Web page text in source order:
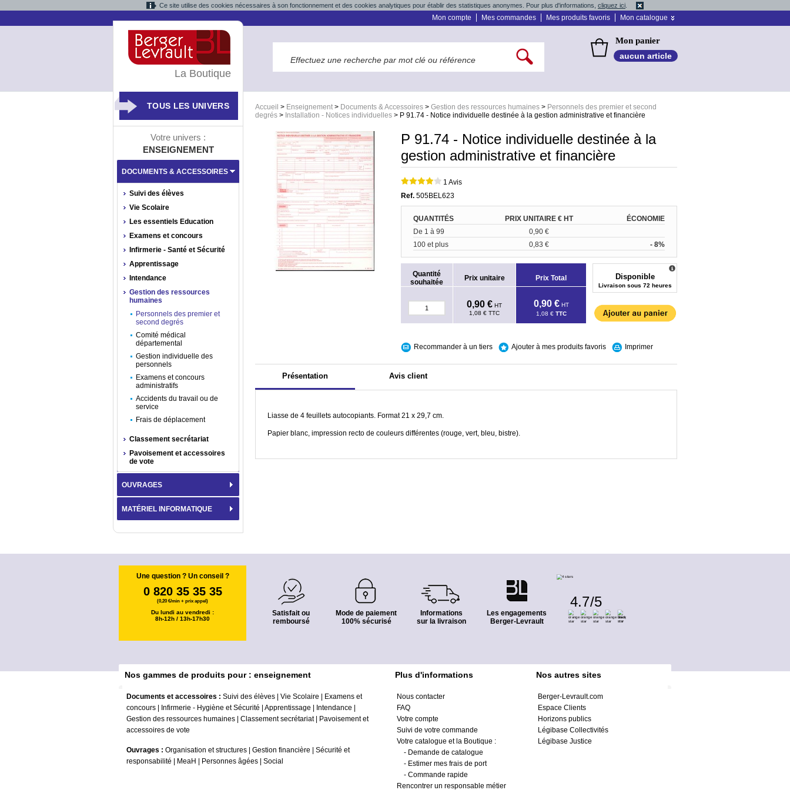
Ce site utilise des cookies nécessaires à son fonctionnement et des cookies analytiques pour établir des statistiques anonymes. Pour plus d'informations, cliquez ici
Mon compte Mes commandes Mes produits favoris Mon catalogue
Mon panier
aucun article
Accueil > Enseignement > Documents & Accessoires > Gestion des ressources humaines > Personnels des premier et second
degrés > Installation - Notices individuelles > P 91.74 - Notice individuelle destinée à la gestion administrative et financière
P 91.74 - Notice individuelle destinée à la
gestion administrative et financière
1 Avis
Ref. 505BEL623
QUANTITÉS PRIX UNITAIRE € HT
ÉCONOMIE
De 1 à 99
0,90 €
100 et plus
0,83 € - 8%
Quantité
souhaitée
Prix unitaire Prix Total
0,90 € HT
1,08 € TTC
0,90 € HT
1,08 € TTC
Disponible
Livraison sous 72 heures
Recommander à un tiers Ajouter à mes produits favoris Imprimer
Présentation Avis client
Liasse de 4 feuillets autocopiants. Format 21 x 29,7 cm.
Papier blanc, impression recto de couleurs différentes (rouge, vert, bleu, bistre).
La Boutique
TOUS LES UNIVERS
Votre univers :
ENSEIGNEMENT
DOCUMENTS & ACCESSOIRES
Suivi des élèves
Vie Scolaire
Les essentiels Education
Examens et concours
Infirmerie - Santé et Sécurité
Apprentissage
Intendance
Gestion des ressources
humaines
Personnels des premier et
second degrés
Comité médical
départemental
Gestion individuelle des
personnels
Examens et concours
administratifs
Accidents du travail ou de
service
Frais de déplacement
Classement secrétariat
Pavoisement et accessoires
de vote
OUVRAGES
MATÉRIEL INFORMATIQUE
Une question ? Un conseil ?
0 820 35 35 35
(0,20 €/min + prix appel)
Du lundi au vendredi :
8h-12h / 13h-17h30
Satisfait ou
remboursé
Mode de paiement
100% sécurisé
Informations
sur la livraison
Les engagements
Berger-Levrault
4.7/5
Nos gammes de produits pour : enseignement
Documents et accessoires : Suivi des élèves Vie Scolaire
Examens et
concours
Infirmerie - Hygiène et Sécurité Apprentissage Intendance
Gestion des ressources humaines
Classement secrétariat|
Pavoisement et
accessoires de vote
Ouvrages : Organisation et structures Gestion financière
Sécurité et
responsabilité
MeaH Personnes âgées Social
Plus d'informations
Nous contacter
FAQ
Votre compte
Suivi de votre commande
Votre catalogue et la Boutique :
- Demande de catalogue
- Estimer mes frais de port
- Commande rapide
Rencontrer un responsable métier
Nos autres sites
Berger-Levrault.com
Espace Clients
Horizons publics
Légibase Collectivités
Légibase Justice